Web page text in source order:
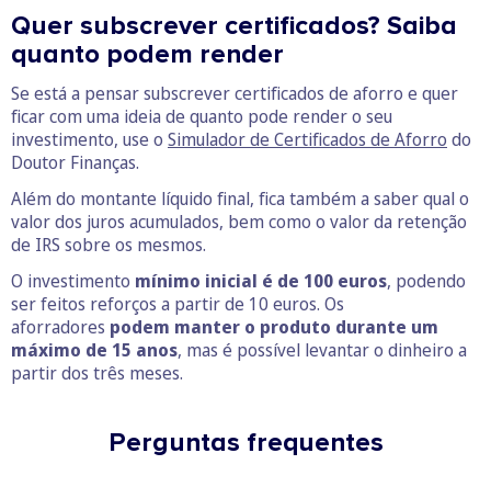
Quer subscrever certificados? Saiba
quanto podem render
Se está a pensar subscrever certificados de aforro e quer
ficar com uma ideia de quanto pode render o seu
investimento, use o Simulador de Certificados de Aforro do
Doutor Finanças.
Além do montante líquido final, fica também a saber qual o
valor dos juros acumulados, bem como o valor da retenção
de IRS sobre os mesmos.
O investimento mínimo inicial é de 100 euros, podendo
ser feitos reforços a partir de 10 euros. Os
aforradores podem manter o produto durante um
máximo de 15 anos, mas é possível levantar o dinheiro a
partir dos três meses.
Perguntas frequentes